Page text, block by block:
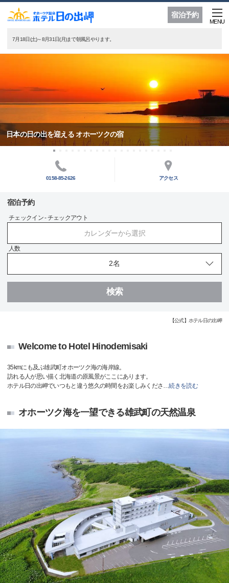
宿泊予約
MENU
7月18日(土)～8月31日(月)まで朝風呂やります。
日本の日の出を迎える オホーツクの宿
0158-85-2626 アクセス
宿泊予約
チェックイン - チェックアウト
カレンダーから選択
人数
検索
【公式】ホテル日の出岬
Welcome to Hotel Hinodemisaki
35kmにも及ぶ雄武町オホーツク海の海岸線。
訪れる人が思い描く北海道の原風景がここにあります。
ホテル日の出岬でいつもと違う悠久の時間をお楽しみくださ…続きを読む
オホーツク海を一望できる雄武町の天然温泉